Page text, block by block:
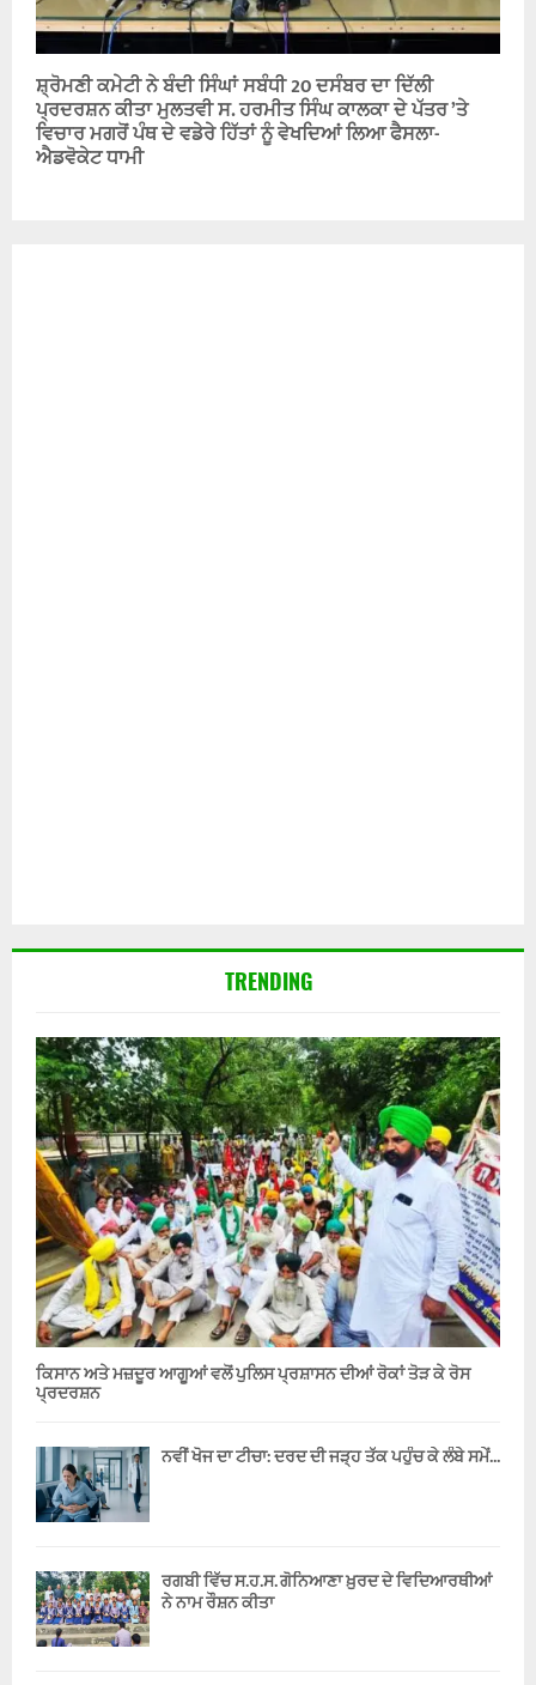
ਸ਼੍ਰੋਮਣੀ ਕਮੇਟੀ ਨੇ ਬੰਦੀ ਸਿੰਘਾਂ ਸਬੰਧੀ 20 ਦਸੰਬਰ ਦਾ ਦਿੱਲੀ
ਪ੍ਰਦਰਸ਼ਨ ਕੀਤਾ ਮੁਲਤਵੀ ਸ. ਹਰਮੀਤ ਸਿੰਘ ਕਾਲਕਾ ਦੇ ਪੱਤਰ ’ਤੇ
ਵਿਚਾਰ ਮਗਰੋਂ ਪੰਥ ਦੇ ਵਡੇਰੇ ਹਿੱਤਾਂ ਨੂੰ ਵੇਖਦਿਆਂ ਲਿਆ ਫੈਸਲਾ-
ਐਡਵੋਕੇਟ ਧਾਮੀ
TRENDING
ਕਿਸਾਨ ਅਤੇ ਮਜ਼ਦੂਰ ਆਗੂਆਂ ਵਲੋਂ ਪੁਲਿਸ ਪ੍ਰਸ਼ਾਸਨ ਦੀਆਂ ਰੋਕਾਂ ਤੋੜ ਕੇ ਰੋਸ
ਪ੍ਰਦਰਸ਼ਨ
ਨਵੀਂ ਖੋਜ ਦਾ ਟੀਚਾ: ਦਰਦ ਦੀ ਜੜ੍ਹ ਤੱਕ ਪਹੁੰਚ ਕੇ ਲੰਬੇ ਸਮੇਂ...
ਰਗਬੀ ਵਿੱਚ ਸ.ਹ.ਸ. ਗੋਨਿਆਣਾ ਖ਼ੁਰਦ ਦੇ ਵਿਦਿਆਰਥੀਆਂ
ਨੇ ਨਾਮ ਰੌਸ਼ਨ ਕੀਤਾ